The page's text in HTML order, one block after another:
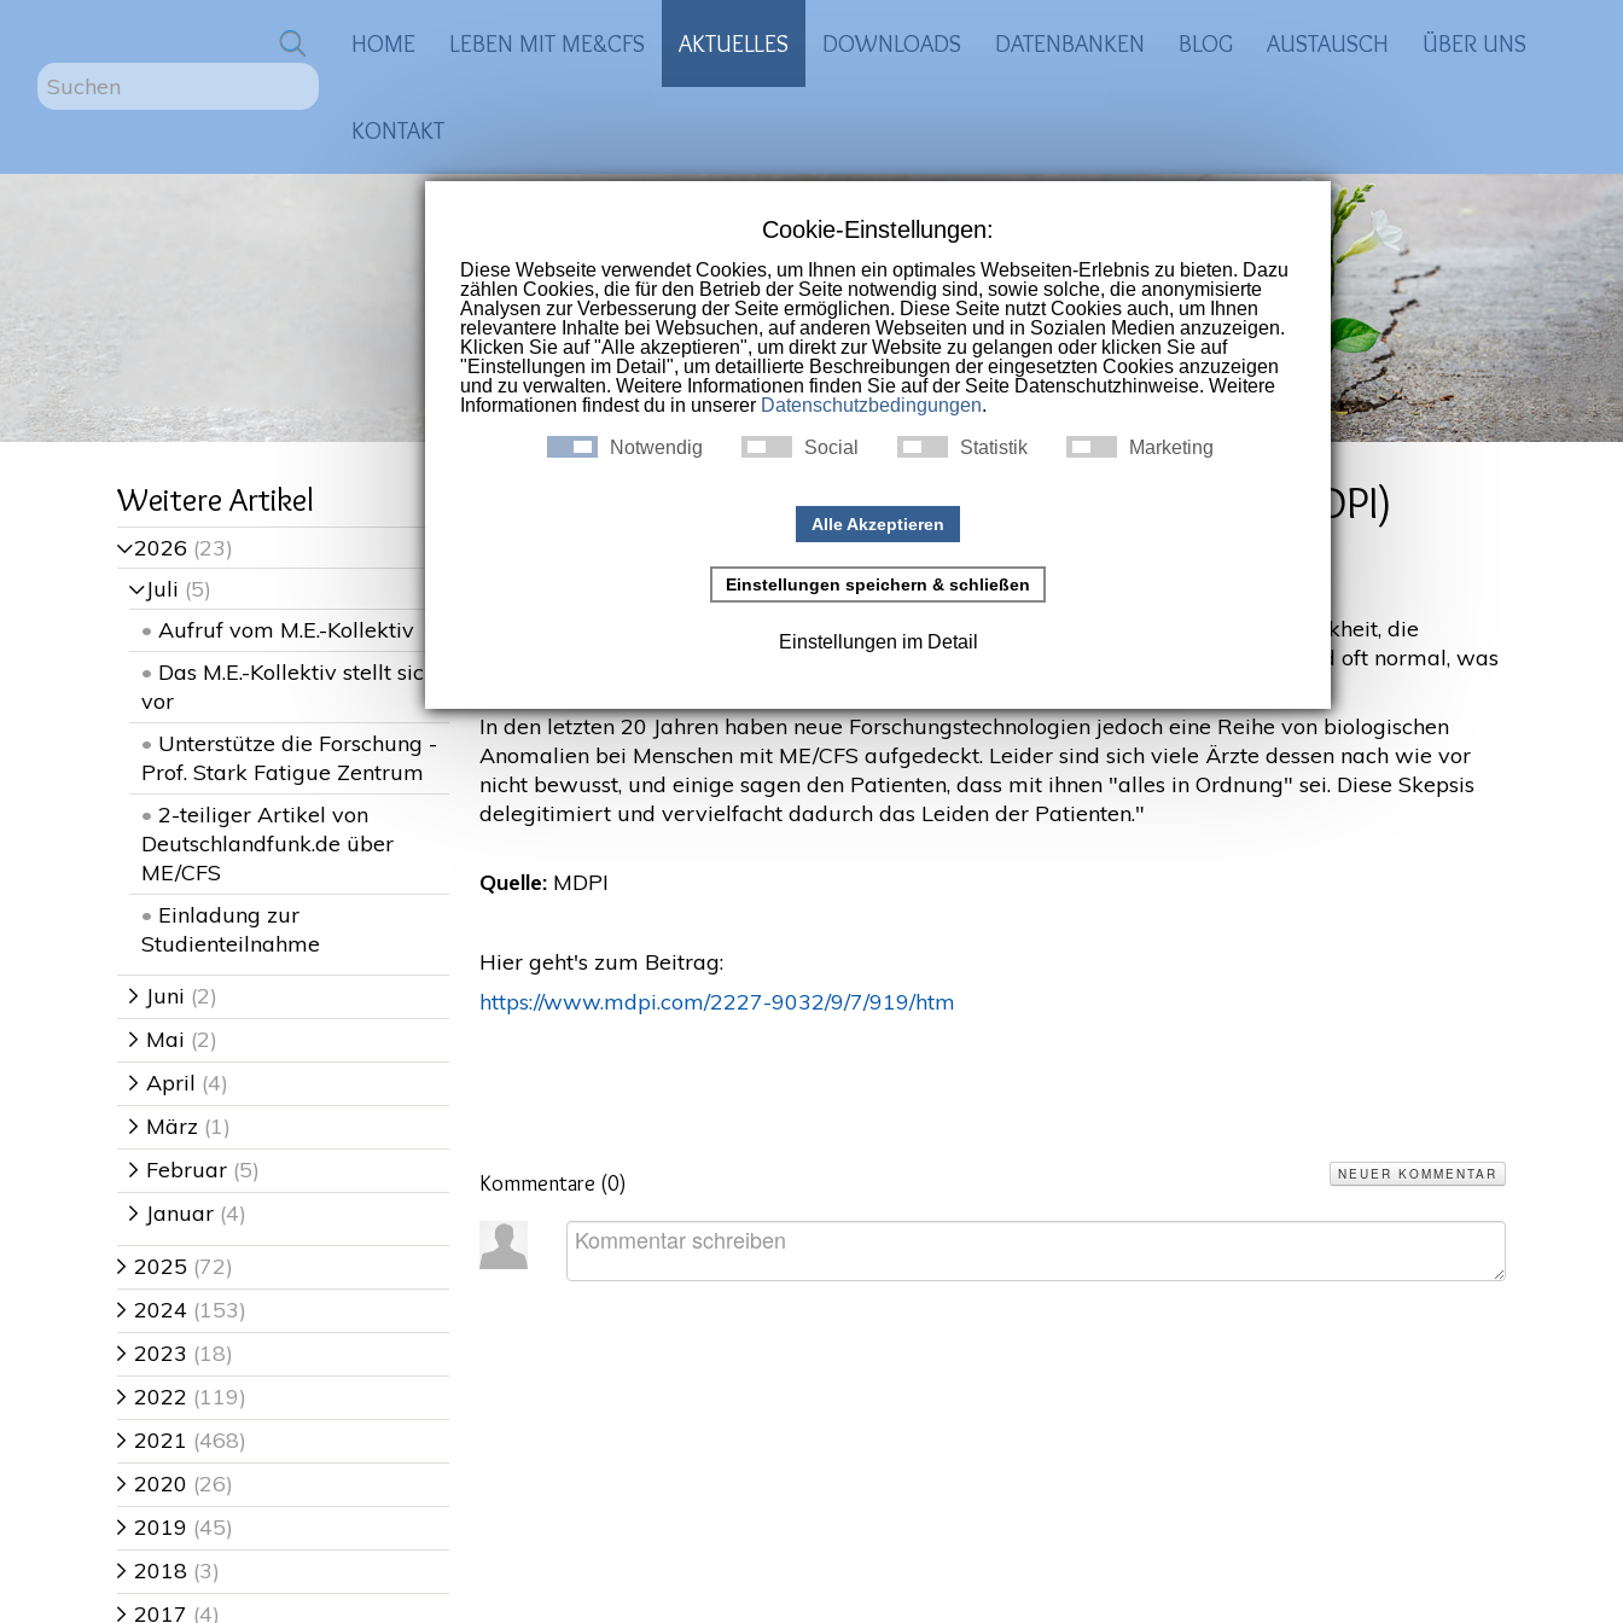
S
u
0 HOME LEBEN MIT ME&CFS AKTUELLES DOWNLOADS DATENBANKEN BLOG AUSTAUSCH ÜBER UNS
KONTAKT
ME-CFS Portal
Größte Online-Selbsthilfegruppe im deutschsprachigen Raum
für Menschen die anME, CFS, Long-Covid, Post-Covid und
Post-Vac-Syndromerkrankt sind.
Weitere Artikel
>2026 (23)
>Juli (5)
• Aufruf vom M.E.-Kollektiv
• Das M.E.-Kollektiv stellt sich
vor
• Unterstütze die Forschung -
Prof. Stark Fatigue Zentrum
• 2-teiliger Artikel von
Deutschlandfunk.de über
ME/CFS
• Einladung zur
Studienteilnahme
> Juni (2)
> Mai (2)
> April (4)
> März (1)
> Februar (5)
> Januar (4)
> 2025 (72)
> 2024 (153)
> 2023 (18)
> 2022 (119)
> 2021 (468)
> 2020 (26)
> 2019 (45)
> 2018 (3)
> 2017 (4)
ME/CFS: Wenn sich das Leiden vervielfacht (MDPI)
Erstellt: 30. Juli 2021
"Myalgische Enzephalomyelitis/chronisches Fatigue-Syndrom (ME/CFS) ist eine Krankheit, die
vorwiegend durch Symptome definiert ist. Die Ergebnisse von Routinelabortests sind oft normal, was
In den letzten 20 Jahren haben neue Forschungstechnologien jedoch eine Reihe von biologischen
Anomalien bei Menschen mit ME/CFS aufgedeckt. Leider sind sich viele Ärzte dessen nach wie vor
nicht bewusst, und einige sagen den Patienten, dass mit ihnen "alles in Ordnung" sei. Diese Skepsis
delegitimiert und vervielfacht dadurch das Leiden der Patienten."
Quelle: MDPI
Hier geht's zum Beitrag:
https://www.mdpi.com/2227-9032/9/7/919/htm
Kommentare (0) NEUER KOMMENTAR